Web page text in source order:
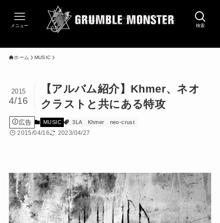
検索
メニュー
ホーム MUSIC
【アルバム紹介】Khmer、ネオ
クラストと共にある特攻
2015
4/16
広告 MUSIC 3LA Khmer neo-crust
2015/04/16 2023/04/27